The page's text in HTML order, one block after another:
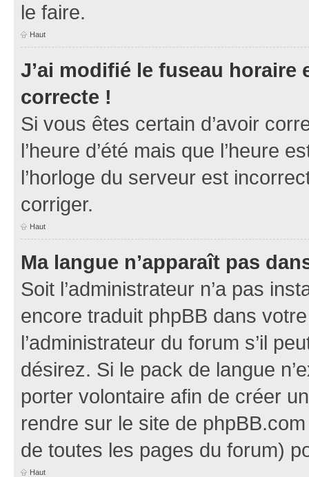
le faire.
Haut
J’ai modifié le fuseau horaire
correcte !
Si vous êtes certain d’avoir
l’heure d’été mais que l’heure
l’horloge du serveur est
corriger.
Haut
Ma langue n’apparaît pas
Soit l’administrateur n’a pas
encore traduit phpBB dans
l’administrateur du forum s’il
désirez. Si le pack de langue
porter volontaire afin de créer
rendre sur le site de
de toutes les pages du forum)
Haut